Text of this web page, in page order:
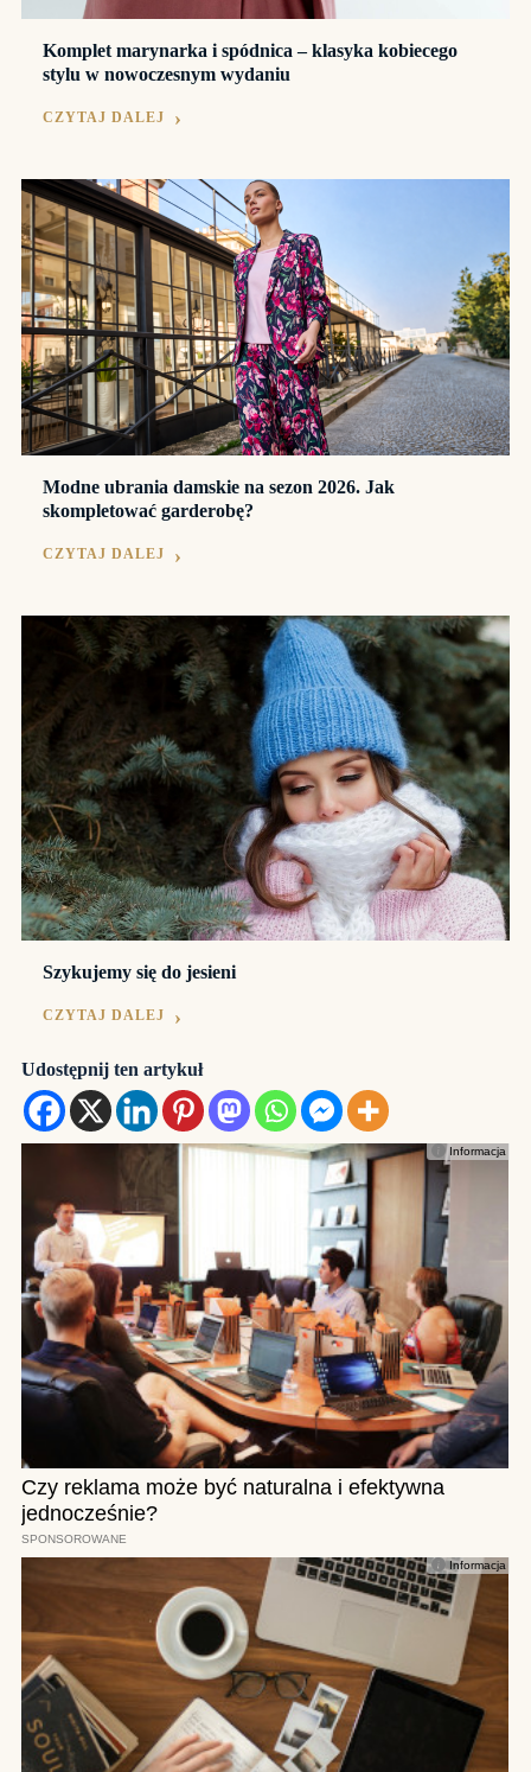
Komplet marynarka i spódnica – klasyka kobiecego
stylu w nowoczesnym wydaniu
CZYTAJ DALEJ
Modne ubrania damskie na sezon 2026. Jak
skompletować garderobę?
CZYTAJ DALEJ
Szykujemy się do jesieni
CZYTAJ DALEJ
Udostępnij ten artykuł